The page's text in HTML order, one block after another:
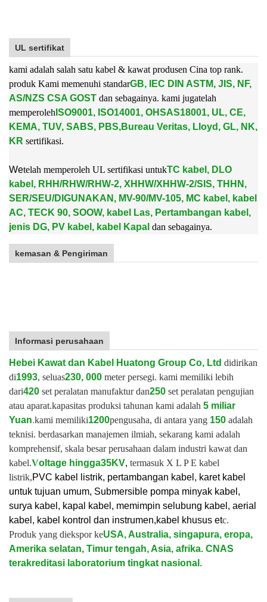
UL sertifikat
kami adalah salah satu kabel & kawat produsen Cina top rank.
produk Kami memenuhi standarGB, IEC DIN ASTM, JIS, NF,
AS/NZS CSA GOST dan sebagainya. kami jugatelah
memperoleh ISO9001, ISO14001, OHSAS18001, UL, CE,
KEMA, TUV, SABS, PBS,Bureau Veritas, Lloyd, GL, NK,
KR sertifikasi.
Wetelah memperoleh UL sertifikasi untukTC kabel, DLO
kabel, RHH/RHW/RHW-2, XHHW/XHHW-2/SIS, THHN,
SER/SEU/DIGUNAKAN, MV-90/MV-105, MC kabel, kabel
AC, TECK 90, SOOW, kabel Las, Pertambangan kabel,
jenis DG, PV kabel, kabel Kapal dan sebagainya.
kemasan & Pengiriman
Informasi perusahaan
Hebei Kawat dan Kabel Huatong Group Co, Ltd didirikan
di1993, seluas230, 000 meter persegi. kami memiliki lebih
dari420 set peralatan manufaktur dan250 set peralatan pengujian
atau aparat.kapasitas produksi tahunan kami adalah 5 miliar
Yuan.kami memiliki1200pengusaha, di antara yang 150 adalah
teknisi. berdasarkan manajemen ilmiah, sekarang kami adalah
komprehensif, skala besar perusahaan dalam industri kawat dan
kabel.Voltage hingga35KV, termasuk X L P E kabel
listrik,PVC kabel listrik, pertambangan kabel, karet kabel
untuk tujuan umum, Submersible pompa minyak kabel,
surya kabel, kapal kabel, memimpin selubung kabel, aerial
kabel, kabel kontrol dan instrumen,kabel khusus etc.
Produk yang diekspor keUSA, Australia, singapura, eropa,
Amerika selatan, Timur tengah, Asia, afrika. CNAS
terakreditasi laboratorium tingkat nasional.